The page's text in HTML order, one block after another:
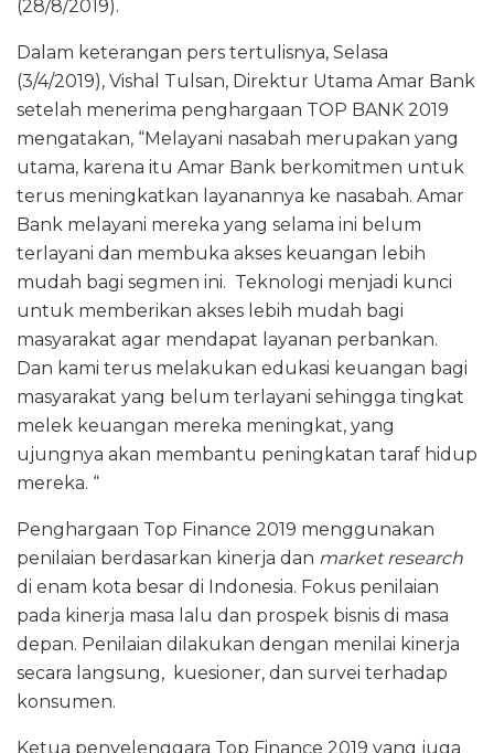
(28/8/2019).
Dalam keterangan pers tertulisnya, Selasa
(3/4/2019), Vishal Tulsan, Direktur Utama Amar Bank
setelah menerima penghargaan TOP BANK 2019
mengatakan, “Melayani nasabah merupakan yang
utama, karena itu Amar Bank berkomitmen untuk
terus meningkatkan layanannya ke nasabah. Amar
Bank melayani mereka yang selama ini belum
terlayani dan membuka akses keuangan lebih
mudah bagi segmen ini. Teknologi menjadi kunci
untuk memberikan akses lebih mudah bagi
masyarakat agar mendapat layanan perbankan.
Dan kami terus melakukan edukasi keuangan bagi
masyarakat yang belum terlayani sehingga tingkat
melek keuangan mereka meningkat, yang
ujungnya akan membantu peningkatan taraf hidup
mereka. “
Penghargaan Top Finance 2019 menggunakan
penilaian berdasarkan kinerja dan market research
di enam kota besar di Indonesia. Fokus penilaian
pada kinerja masa lalu dan prospek bisnis di masa
depan. Penilaian dilakukan dengan menilai kinerja
secara langsung, kuesioner, dan survei terhadap
konsumen.
Ketua penyelenggara Top Finance 2019 yang juga